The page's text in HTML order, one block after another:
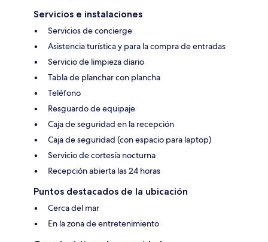
Servicios e instalaciones
Servicios de concierge
Asistencia turística y para la compra de entradas
Servicio de limpieza diario
Tabla de planchar con plancha
Teléfono
Resguardo de equipaje
Caja de seguridad en la recepción
Caja de seguridad (con espacio para laptop)
Servicio de cortesía nocturna
Recepción abierta las 24 horas
Puntos destacados de la ubicación
Cerca del mar
En la zona de entretenimiento